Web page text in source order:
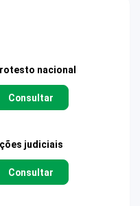
nacional
Consultar
judiciais
Consultar